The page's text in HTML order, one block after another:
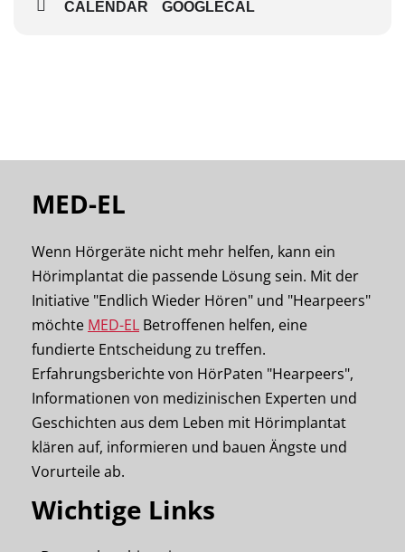
17:00 – 18:00 Uhr
CALENDAR GOOGLECAL
MED-EL
Wenn Hörgeräte nicht mehr helfen, kann ein
Hörimplantat die passende Lösung sein. Mit der
Initiative "Endlich Wieder Hören" und "Hearpeers"
möchte MED-EL Betroffenen helfen, eine
fundierte Entscheidung zu treffen.
Erfahrungsberichte von HörPaten "Hearpeers",
Informationen von medizinischen Experten und
Geschichten aus dem Leben mit Hörimplantat
klären auf, informieren und bauen Ängste und
Vorurteile ab.
Wichtige Links